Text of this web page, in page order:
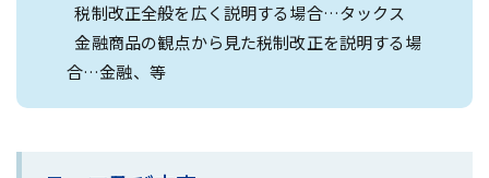
税制改正全般を広く説明する場合…タックス
金融商品の観点から見た税制改正を説明する場
合…金融、等